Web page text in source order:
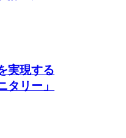
実現する
タリー」